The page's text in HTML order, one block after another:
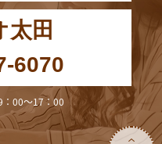
太田
6070
00～17：00